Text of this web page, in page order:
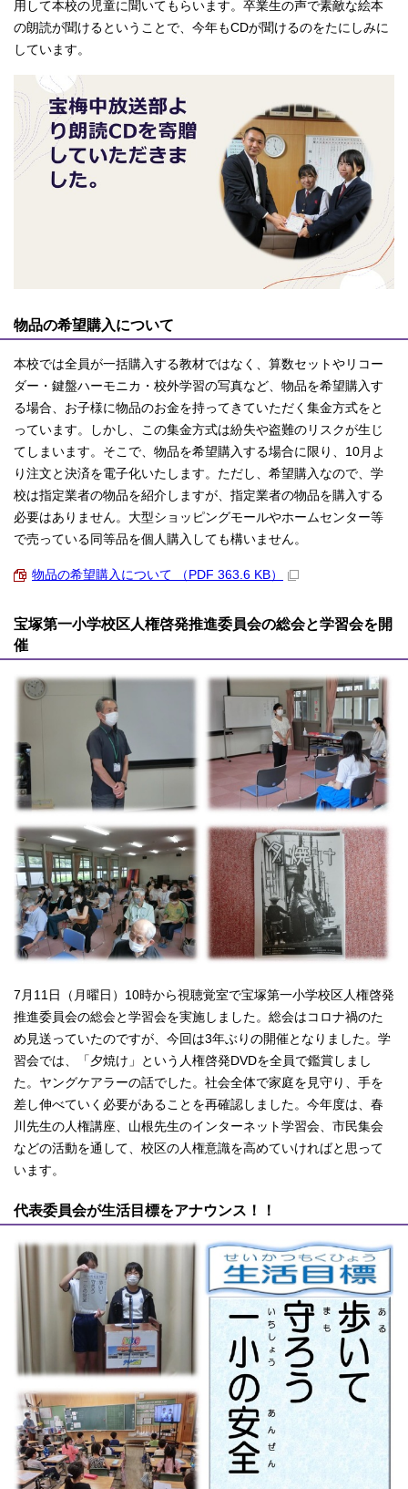
用して本校の児童に聞いてもらいます。卒業生の声で素敵な絵本
の朗読が聞けるということで、今年もCDが聞けるのをたにしみに
しています。
物品の希望購入について
本校では全員が一括購入する教材ではなく、算数セットやリコー
ダー・鍵盤ハーモニカ・校外学習の写真など、物品を希望購入す
る場合、お子様に物品のお金を持ってきていただく集金方式をと
っています。しかし、この集金方式は紛失や盗難のリスクが生じ
てしまいます。そこで、物品を希望購入する場合に限り、10月よ
り注文と決済を電子化いたします。ただし、希望購入なので、学
校は指定業者の物品を紹介しますが、指定業者の物品を購入する
必要はありません。大型ショッピングモールやホームセンター等
で売っている同等品を個人購入しても構いません。
物品の希望購入について （PDF 363.6 KB）
宝塚第一小学校区人権啓発推進委員会の総会と学習会を開
催
7月11日（月曜日）10時から視聴覚室で宝塚第一小学校区人権啓発
推進委員会の総会と学習会を実施しました。総会はコロナ禍のた
め見送っていたのですが、今回は3年ぶりの開催となりました。学
習会では、「夕焼け」という人権啓発DVDを全員で鑑賞しまし
た。ヤングケアラーの話でした。社会全体で家庭を見守り、手を
差し伸べていく必要があることを再確認しました。今年度は、春
川先生の人権講座、山根先生のインターネット学習会、市民集会
などの活動を通して、校区の人権意識を高めていければと思って
います。
代表委員会が生活目標をアナウンス！！